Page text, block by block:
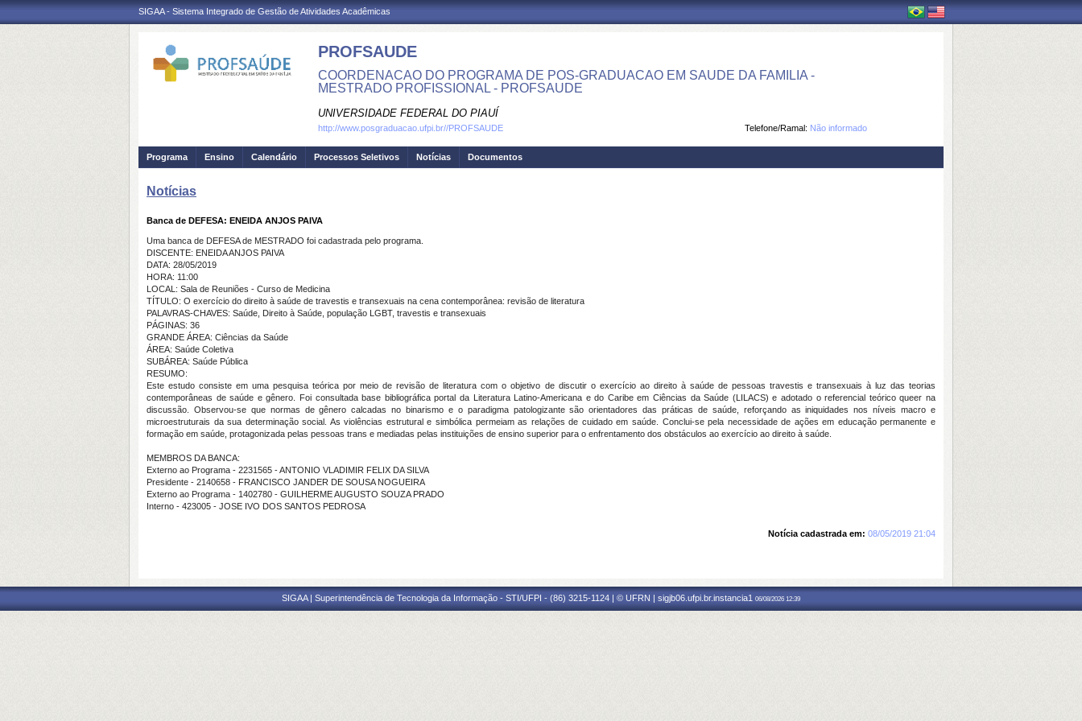
SIGAA - Sistema Integrado de Gestão de Atividades Acadêmicas
PROFSAUDE
COORDENACAO DO PROGRAMA DE POS-GRADUACAO EM SAUDE DA FAMILIA -
MESTRADO PROFISSIONAL - PROFSAUDE
UNIVERSIDADE FEDERAL DO PIAUÍ
Telefone/Ramal: Não informado
http://www.posgraduacao.ufpi.br//PROFSAUDE
Programa Ensino Calendário Processos Seletivos Notícias Documentos
Notícias
Banca de DEFESA: ENEIDA ANJOS PAIVA
Uma banca de DEFESA de MESTRADO foi cadastrada pelo programa.
DISCENTE: ENEIDA ANJOS PAIVA
DATA: 28/05/2019
HORA: 11:00
LOCAL: Sala de Reuniões - Curso de Medicina
TÍTULO: O exercício do direito à saúde de travestis e transexuais na cena contemporânea: revisão de literatura
PALAVRAS-CHAVES: Saúde, Direito à Saúde, população LGBT, travestis e transexuais
PÁGINAS: 36
GRANDE ÁREA: Ciências da Saúde
ÁREA: Saúde Coletiva
SUBÁREA: Saúde Pública
RESUMO:
Este estudo consiste em uma pesquisa teórica por meio de revisão de literatura com o objetivo de discutir o exercício ao direito à saúde de pessoas travestis e transexuais à luz das teorias
contemporâneas de saúde e gênero. Foi consultada base bibliográfica portal da Literatura Latino-Americana e do Caribe em Ciências da Saúde (LILACS) e adotado o referencial teórico queer na
discussão. Observou-se que normas de gênero calcadas no binarismo e o paradigma patologizante são orientadores das práticas de saúde, reforçando as iniquidades nos níveis macro e
microestruturais da sua determinação social. As violências estrutural e simbólica permeiam as relações de cuidado em saúde. Conclui-se pela necessidade de ações em educação permanente e
formação em saúde, protagonizada pelas pessoas trans e mediadas pelas instituições de ensino superior para o enfrentamento dos obstáculos ao exercício ao direito à saúde.
MEMBROS DA BANCA:
Externo ao Programa - 2231565 - ANTONIO VLADIMIR FELIX DA SILVA
Presidente - 2140658 - FRANCISCO JANDER DE SOUSA NOGUEIRA
Externo ao Programa - 1402780 - GUILHERME AUGUSTO SOUZA PRADO
Interno - 423005 - JOSE IVO DOS SANTOS PEDROSA
Notícia cadastrada em: 08/05/2019 21:04
SIGAA | Superintendência de Tecnologia da Informação - STI/UFPI - (86) 3215-1124 | © UFRN | sigjb06.ufpi.br.instancia1 06/08/2026 12:39